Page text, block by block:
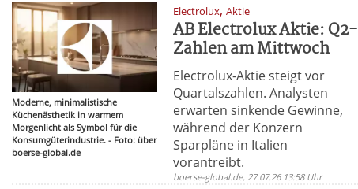
Moderne, minimalistische
Küchenästhetik in warmem
Morgenlicht als Symbol für die
Konsumgüterindustrie. - Foto: über
boerse-global.de
Electrolux,Aktie
AB Electrolux Aktie: Q2-
Zahlen am Mittwoch
Electrolux-Aktie steigt vor
Quartalszahlen. Analysten
erwarten sinkende Gewinne,
während der Konzern
Sparpläne in Italien
vorantreibt.
boerse-global.de, 27.07.26 13:58 Uhr